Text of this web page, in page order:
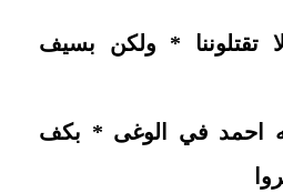
تقتلوننا * ولكن بسيف
احمد في الوغى * بكف